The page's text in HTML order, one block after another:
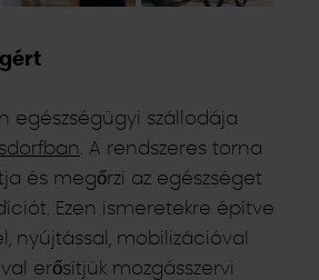
egészségügyi szállodája
. A rendszeres torna
és megőrzi az egészséget
Ezen ismeretekre építve
nyújtással, mobilizációval
erősítjük mozgásszervi